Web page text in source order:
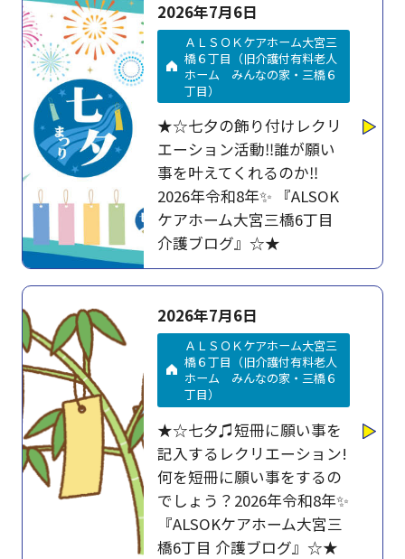
2026年7月6日
ＡＬＳＯＫケアホーム大宮三
橋６丁目（旧介護付有料老人
ホーム みんなの家・三橋６
丁目）
★☆七夕の飾り付けレクリ
エーション活動‼誰が願い
事を叶えてくれるのか‼
2026年令和8年✨ 『ALSOK
ケアホーム大宮三橋6丁目
介護ブログ』☆★
2026年7月6日
ＡＬＳＯＫケアホーム大宮三
橋６丁目（旧介護付有料老人
ホーム みんなの家・三橋６
丁目）
★☆七夕♫短冊に願い事を
記入するレクリエーション!
何を短冊に願い事をするの
でしょう？2026年令和8年✨
『ALSOKケアホーム大宮三
橋6丁目 介護ブログ』☆★